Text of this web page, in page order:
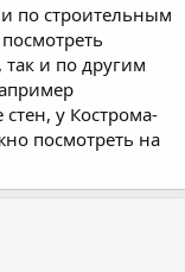
по строительным
и по другим
у Кострома-
посмотреть на